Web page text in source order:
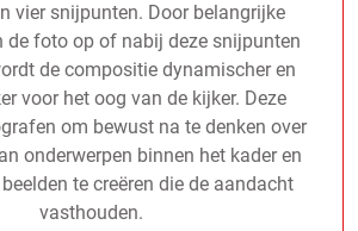
vier snijpunten. Door belangrijke
de foto op of nabij deze snijpunten
de compositie dynamischer en
voor het oog van de kijker. Deze
om bewust na te denken over
onderwerpen binnen het kader en
te creëren die de aandacht
vasthouden.